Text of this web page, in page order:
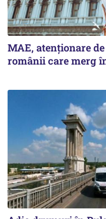
MAE, atenționare
românii care merg